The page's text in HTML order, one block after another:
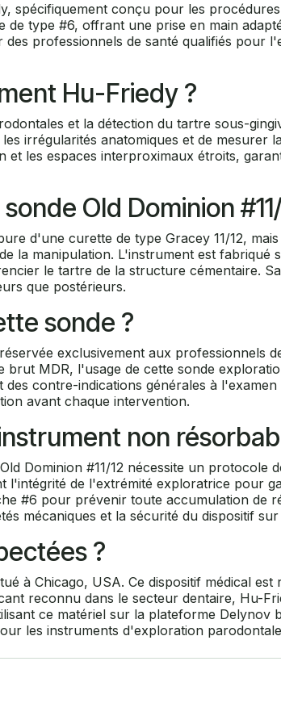
spécifiquement conçu pour les
type #6, offrant une prise en main
professionnels de santé qualifiés pour
Hu-Friedy ?
et la détection du tartre sous-
irrégularités anatomiques et de mesurer
les espaces interproximaux étroits,
Old Dominion
d'une curette de type Gracey 11/12,
manipulation. L'instrument est fabriqué
le tartre de la structure cémentaire.
que postérieurs.
sonde ?
exclusivement aux professionnels
brut MDR, l'usage de cette sonde
contre-indications générales à
avant chaque intervention.
non
Dominion #11/12 nécessite un protocole
de l'extrémité exploratrice pour
#6 pour prévenir toute accumulation de
mécaniques et la sécurité du dispositif
?
à Chicago, USA. Ce dispositif médical est
reconnu dans le secteur dentaire, Hu-
ce matériel sur la plateforme Delynov
les instruments d'exploration